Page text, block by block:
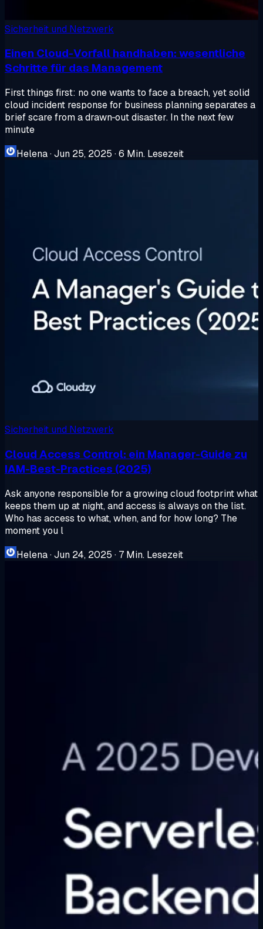
Sicherheit und Netzwerk
Einen Cloud-Vorfall handhaben: wesentliche
Schritte für das Management
First things first: no one wants to face a breach, yet solid
cloud incident response for business planning separates a
brief scare from a drawn‑out disaster. In the next few
minute
Helena·Jun 25, 2025 ·6 Min. Lesezeit
Sicherheit und Netzwerk
Cloud Access Control: ein Manager-Guide zu
IAM-Best-Practices (2025)
Ask anyone responsible for a growing cloud footprint what
keeps them up at night, and access is always on the list.
Who has access to what, when, and for how long? The
moment you l
Helena·Jun 24, 2025 · 7 Min. Lesezeit